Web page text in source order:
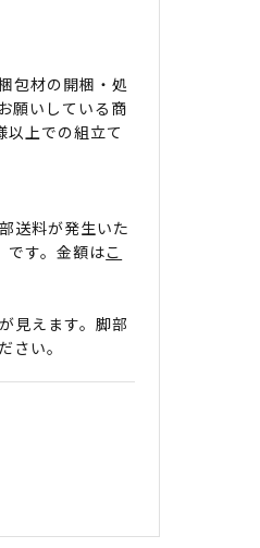
包材の開梱・処
願いしている商
以上での組立て
送料が発生いた
です。金額はこ
見えます。脚部
さい。